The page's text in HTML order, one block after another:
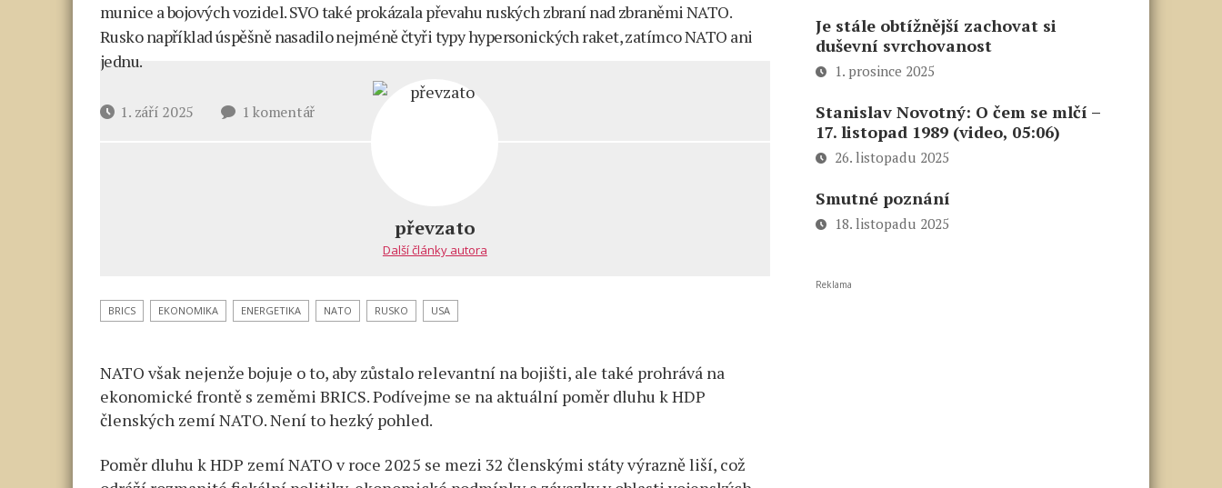
munice a bojových vozidel. SVO také prokázala převahu ruských zbraní nad zbraněmi NATO.
Rusko například úspěšně nasadilo nejméně čtyři typy hypersonických raket, zatímco NATO ani
jednu.
Datum1. září 2025 1 komentářu
války
prohrává
NATO
také
válku
s BRICS
převzato
Další články autora
BRICS EKONOMIKA ENERGETIKA NATO RUSKO USA
NATO však nejenže bojuje o to, aby zůstalo relevantní na bojišti, ale také prohrává na
ekonomické frontě s zeměmi BRICS. Podívejme se na aktuální poměr dluhu k HDP
členských zemí NATO. Není to hezký pohled.
Poměr dluhu k HDP zemí NATO v roce 2025 se mezi 32 členskými státy výrazně liší, což
Je stále obtížnější zachovat si
duševní svrchovanost
1. prosince 2025
Stanislav Novotný: O čem se mlčí –
17. listopad 1989 (video, 05:06)
26. listopadu 2025
Smutné poznání
18. listopadu 2025
Reklama